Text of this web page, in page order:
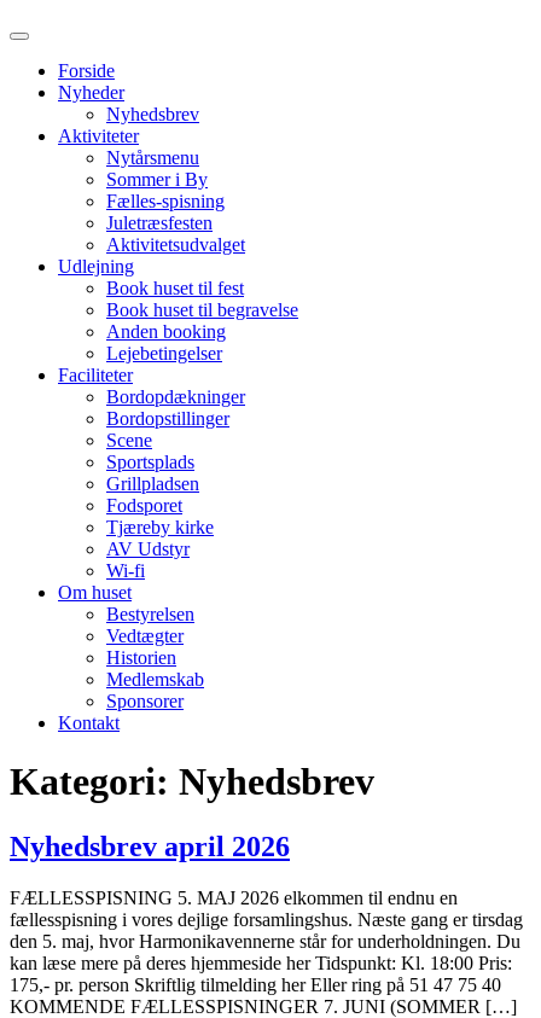
Forside
Nyheder
Nyhedsbrev
Aktiviteter
Nytårsmenu
Sommer i By
Fælles-spisning
Juletræsfesten
Aktivitetsudvalget
Udlejning
Book huset til fest
Book huset til begravelse
Anden booking
Lejebetingelser
Faciliteter
Bordopdækninger
Bordopstillinger
Scene
Sportsplads
Grillpladsen
Fodsporet
Tjæreby kirke
AV Udstyr
Wi-fi
Om huset
Bestyrelsen
Vedtægter
Historien
Medlemskab
Sponsorer
Kontakt
Kategori: Nyhedsbrev
Nyhedsbrev april 2026
FÆLLESSPISNING 5. MAJ 2026 elkommen til endnu en
fællesspisning i vores dejlige forsamlingshus. Næste gang er tirsdag
den 5. maj, hvor Harmonikavennerne står for underholdningen. Du
kan læse mere på deres hjemmeside her Tidspunkt: Kl. 18:00 Pris:
175,- pr. person Skriftlig tilmelding her Eller ring på 51 47 75 40
KOMMENDE FÆLLESSPISNINGER 7. JUNI (SOMMER […]